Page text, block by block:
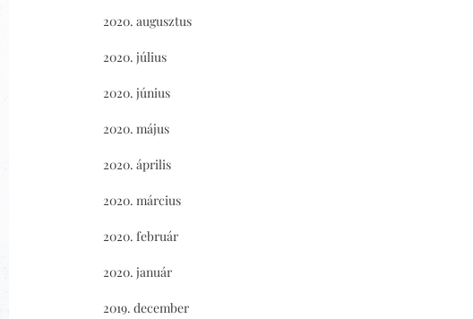
2020. augusztus
2020. július
2020. június
2020. május
2020. április
2020. március
2020. február
2020. január
2019. december